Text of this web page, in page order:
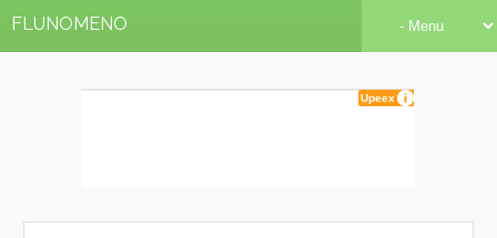
FLUNOMENO